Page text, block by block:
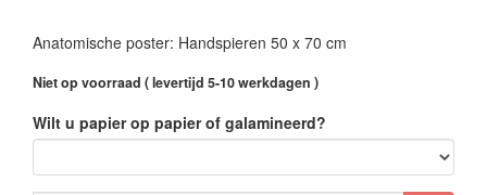
Anatomische poster: Handspieren 50 x 70 cm
Niet op voorraad ( levertijd 5-10 werkdagen )
Wilt u papier op papier of galamineerd?